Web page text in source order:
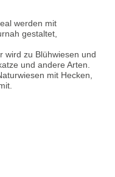
werden mit
gestaltet,
wird zu Blühwiesen und
und andere Arten.
mit Hecken,